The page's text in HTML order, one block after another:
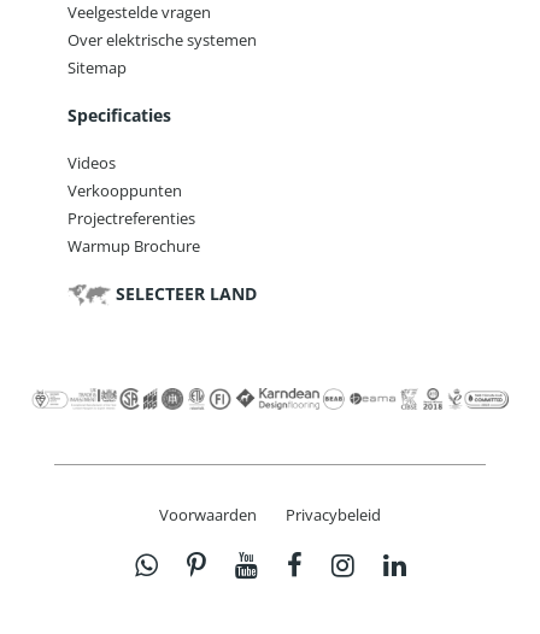
Veelgestelde vragen
Over elektrische systemen
Sitemap
Specificaties
Videos
Verkooppunten
Projectreferenties
Warmup Brochure
SELECTEER LAND
Voorwaarden Privacybeleid